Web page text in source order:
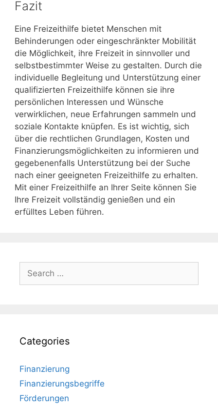
Fazit
Eine Freizeithilfe bietet Menschen mit
Behinderungen oder eingeschränkter Mobilität
die Möglichkeit, ihre Freizeit in sinnvoller und
selbstbestimmter Weise zu gestalten. Durch die
individuelle Begleitung und Unterstützung einer
qualifizierten Freizeithilfe können sie ihre
persönlichen Interessen und Wünsche
verwirklichen, neue Erfahrungen sammeln und
soziale Kontakte knüpfen. Es ist wichtig, sich
über die rechtlichen Grundlagen, Kosten und
Finanzierungsmöglichkeiten zu informieren und
gegebenenfalls Unterstützung bei der Suche
nach einer geeigneten Freizeithilfe zu erhalten.
Mit einer Freizeithilfe an Ihrer Seite können Sie
Ihre Freizeit vollständig genießen und ein
erfülltes Leben führen.
for:
Categories
Finanzierung
Finanzierungsbegriffe
Förderungen